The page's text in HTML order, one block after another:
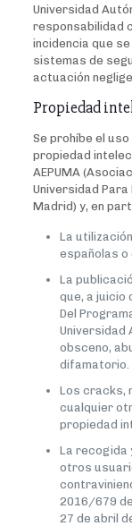
Universidad
responsabilidad
incidencia que
sistemas de
actuación
Propiedad
Se prohíbe el
propiedad
AEPUMA
Universidad Para
Madrid) y, en
La
españolas
La
que, a juicio
Del
Universidad
obsceno,
difamatorio.
Los cracks,
cualquier
propiedad
La recogida
otros
2016/679
27 de abril